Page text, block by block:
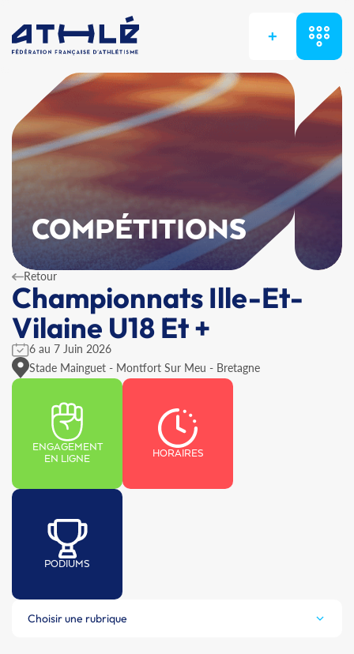
+
COMPÉTITIONS
Retour
Championnats Ille-Et-
Vilaine U18 Et +
6 au 7 Juin 2026
Stade Mainguet - Montfort Sur Meu - Bretagne
ENGAGEMENT
EN LIGNE
HORAIRES
PODIUMS
Choisir une rubrique